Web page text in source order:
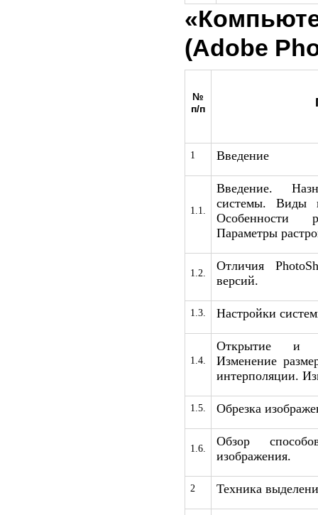
(Adobe
№
п/п
1 Введение
1.1.
Введение.
системы. Виды
Особенности
Параметры
1.2.
Отличия
версий.
1.3. Настройки
1.4.
Открытие и
Изменение
интерполяции.
1.5. Обрезка
1.6.
Обзор
изображения.
2 Техника